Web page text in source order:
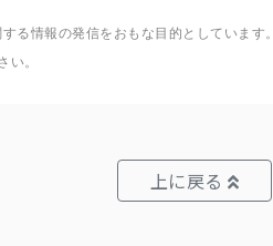
る情報の発信をおもな目的としています。
い。
上に戻る